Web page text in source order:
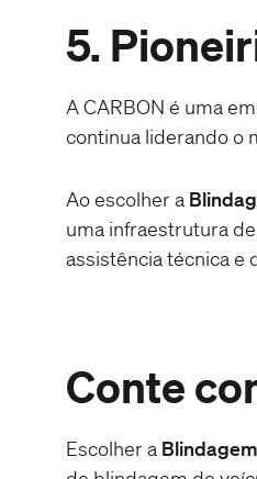
5.
A CARBON é uma
continua liderando o
Ao escolher a
uma infraestrutura
assistência técnica e
Conte
Escolher a